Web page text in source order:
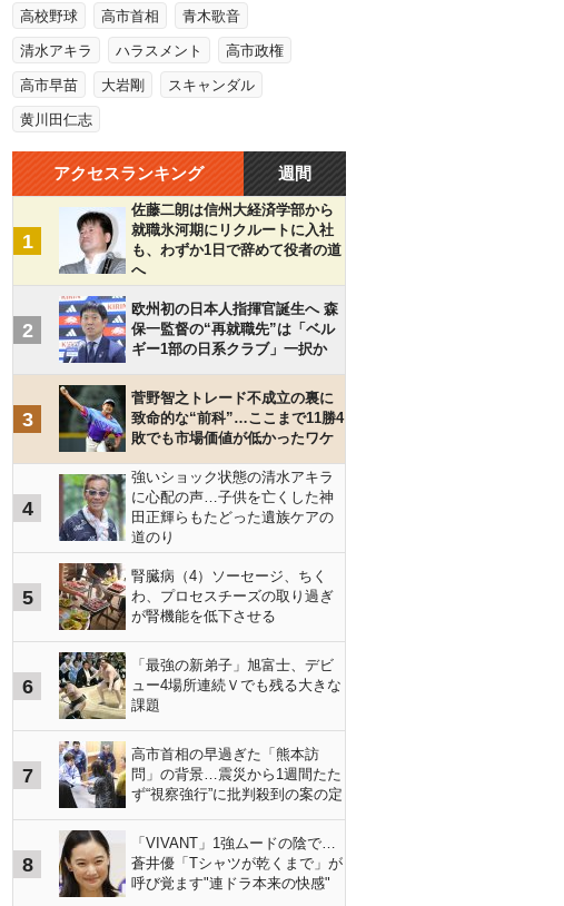
高校野球 高市首相 青木歌音
清水アキラ ハラスメント 高市政権
高市早苗 大岩剛 スキャンダル
黄川田仁志
アクセスランキング 週間
1
佐藤二朗は信州大経済学部から
就職氷河期にリクルートに入社
も、わずか1日で辞めて役者の道
へ
2
欧州初の日本人指揮官誕生へ 森
保一監督の“再就職先”は「ベル
ギー1部の日系クラブ」一択か
3
菅野智之トレード不成立の裏に
致命的な“前科”…ここまで11勝4
敗でも市場価値が低かったワケ
4
強いショック状態の清水アキラ
に心配の声…子供を亡くした神
田正輝らもたどった遺族ケアの
道のり
5
腎臓病（4）ソーセージ、ちく
わ、プロセスチーズの取り過ぎ
が腎機能を低下させる
6
「最強の新弟子」旭富士、デビ
ュー4場所連続Ｖでも残る大きな
課題
7
高市首相の早過ぎた「熊本訪
問」の背景…震災から1週間たた
ず“視察強行”に批判殺到の案の定
8
「VIVANT」1強ムードの陰で…
蒼井優「Tシャツが乾くまで」が
呼び覚ます"連ドラ本来の快感"